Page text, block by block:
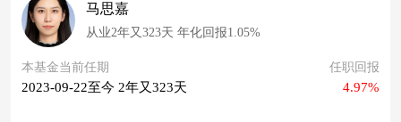
马思嘉
从业2年又323天 年化回报1.05%
本基金当前任期
2023-09-22至今 2年又323天
任职回报
4.97%